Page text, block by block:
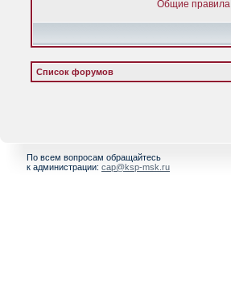
Общие правила
Список форумов
По всем вопросам обращайтесь
к администрации: cap@ksp-msk.ru